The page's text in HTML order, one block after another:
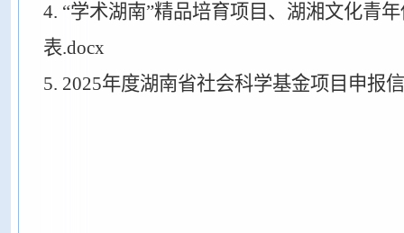
4. “学术湖南”精品培育项目、湖湘文化青
表.docx
5. 2025年度湖南省社会科学基金项目申报